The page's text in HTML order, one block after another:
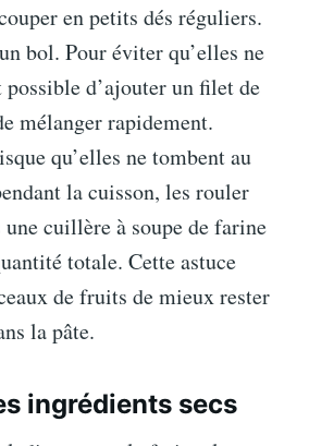
en petits dés réguliers.
bol. Pour éviter qu’elles ne
d’ajouter un filet de
mélanger rapidement.
qu’elles ne tombent au
la cuisson, les rouler
cuillère à soupe de farine
totale. Cette astuce
de fruits de mieux rester
la pâte.
ingrédients secs